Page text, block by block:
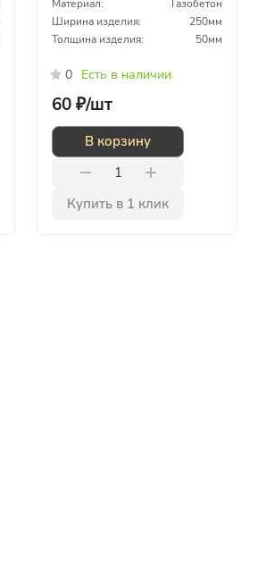
Материал:
Газобетон
Ширина изделия:
250мм
Толщина изделия:
50мм
0 Есть в наличии
60 ₽/шт
В корзину
Купить в 1 клик